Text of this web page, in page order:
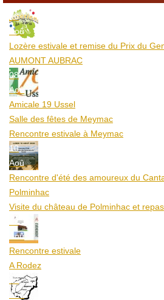
06
Aoû
Lozère estivale et remise du Prix du
AUMONT AUBRAC
08
Aoû
Amicale 19 Ussel
Salle des fêtes de Meymac
Rencontre estivale à Meymac
10
Aoû
Rencontre d'été des amoureux du
Polminhac
Visite du château de Polminhac et repas
12
Aoû
Rencontre estivale
A Rodez
23
Aoû